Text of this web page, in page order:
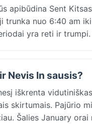
apibūdina Sent
trunka nuo 6:40 am
yra reti ir trumpi.
Nevis In sausis?
iškrenta
skirtumais. Pajūrio
Šalies January